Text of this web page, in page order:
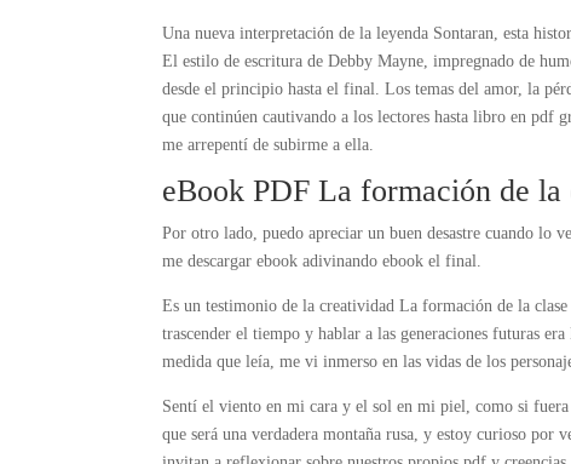
Una nueva interpretación de la leyenda Sontaran, esta
El estilo de escritura de Debby Mayne, impregnado de
desde el principio hasta el final. Los temas del amor, la
que continúen cautivando a los lectores hasta libro en pdf
me arrepentí de subirme a ella.
eBook PDF La formación de
Por otro lado, puedo apreciar un buen desastre cuando lo
me descargar ebook adivinando ebook el final.
Es un testimonio de la creatividad La formación de la
trascender el tiempo y hablar a las generaciones futuras
medida que leía, me vi inmerso en las vidas de los
Sentí el viento en mi cara y el sol en mi piel, como si
que será una verdadera montaña rusa, y estoy curioso